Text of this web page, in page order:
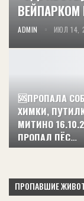
ВЕЙПАРКОМ
ADMIN ИЮЛ 14,
🆘ПРОПАЛА
ХИМКИ,
МИТИНО
ПРОПАЛ ПЁС…
ПРОПАВШИЕ